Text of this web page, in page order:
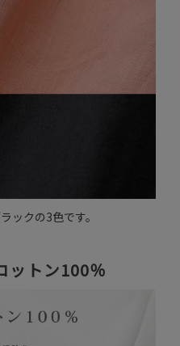
ックの3色です。
ットン100％